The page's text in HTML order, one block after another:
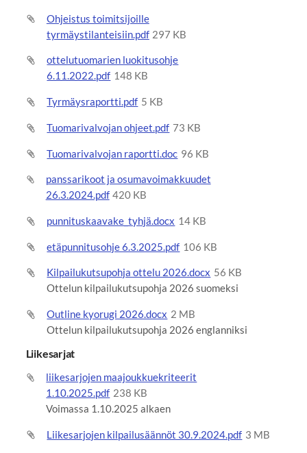
Ohjeistus toimitsijoille
tyrmäystilanteisiin.pdf 297 KB
ottelutuomarien luokitusohje
6.11.2022.pdf 148 KB
Tyrmäysraportti.pdf 5 KB
Tuomarivalvojan ohjeet.pdf 73 KB
Tuomarivalvojan raportti.doc 96 KB
panssarikoot ja osumavoimakkuudet
26.3.2024.pdf 420 KB
punnituskaavake_tyhjä.docx 14 KB
etäpunnitusohje 6.3.2025.pdf 106 KB
Kilpailukutsupohja ottelu 2026.docx 56 KB
Ottelun kilpailukutsupohja 2026 suomeksi
Outline kyorugi 2026.docx 2 MB
Ottelun kilpailukutsupohja 2026 englanniksi
Liikesarjat
liikesarjojen maajoukkuekriteerit
1.10.2025.pdf 238 KB
Voimassa 1.10.2025 alkaen
Liikesarjojen kilpailusäännöt 30.9.2024.pdf 3 MB